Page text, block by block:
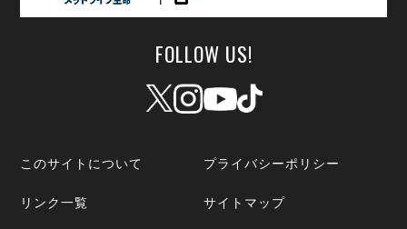
FOLLOW US!
このサイトについて プライバシーポリシー
リンク一覧 サイトマップ